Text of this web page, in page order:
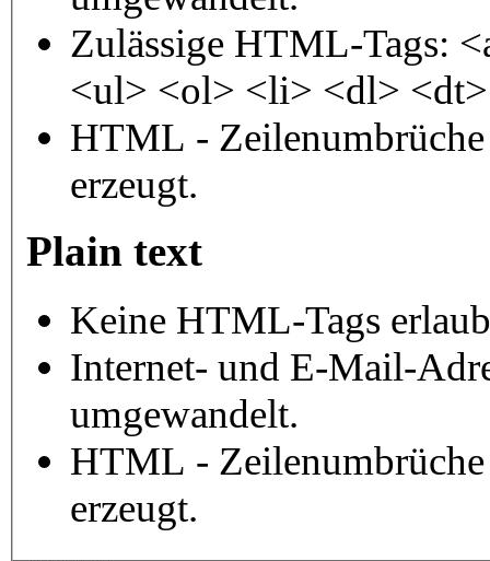
Zulässige HTML-Tags:
<ul> <ol> <li> <dl>
HTML - Zeilenumbrüche
erzeugt.
Plain text
Keine HTML-Tags
Internet- und E-Mail-
umgewandelt.
HTML - Zeilenumbrüche
erzeugt.